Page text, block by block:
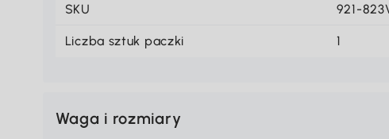
SKU 921-
Liczba sztuk paczki 1
Waga i rozmiary